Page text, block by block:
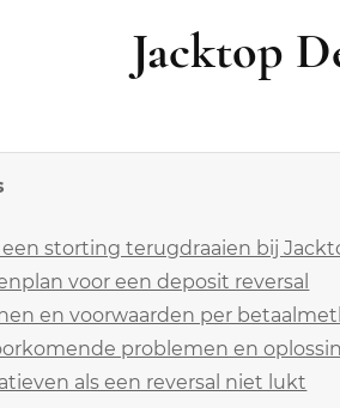
Jacktop
een storting terugdraaien bij
voor een deposit reversal
en voorwaarden per
problemen en
als een reversal niet lukt